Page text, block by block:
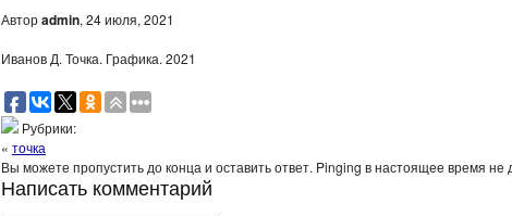
Авторadmin, 24 июля, 2021
Иванов Д. Точка. Графика. 2021
Рубрики:
« точка
Вы можете пропустить до конца и оставить ответ. Pinging в настоящее время не
Написать комментарий